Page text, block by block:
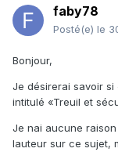
faby78
Posté(e) le
Bonjour,
Je désirerai savoir
intitulé «Treuil et
Je nai aucune
lauteur sur ce sujet,